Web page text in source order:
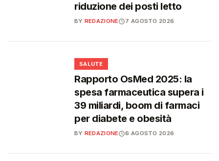
riduzione dei posti letto
BY REDAZIONE 7 AGOSTO 2026
SALUTE
Rapporto OsMed 2025: la
spesa farmaceutica supera i
39 miliardi, boom di farmaci
per diabete e obesità
BY REDAZIONE 6 AGOSTO 2026